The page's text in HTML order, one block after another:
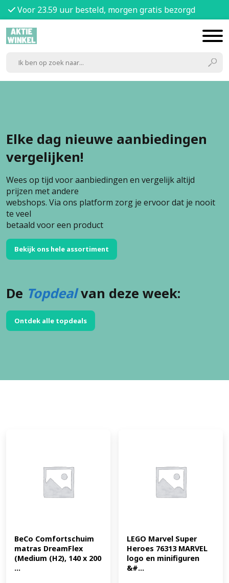
Voor 23.59 uur besteld, morgen gratis bezorgd
Elke dag nieuwe aanbiedingen
vergelijken!
Wees op tijd voor aanbiedingen en vergelijk altijd
prijzen met andere
webshops. Via ons platform zorg je ervoor dat je nooit
te veel
betaald voor een product
Bekijk ons hele assortiment
De Topdealvan deze week:
Ontdek alle topdeals
BeCo Comfortschuim
matras DreamFlex
(Medium (H2), 140 x 200
...
LEGO Marvel Super
Heroes 76313 MARVEL
logo en minifiguren
&#...